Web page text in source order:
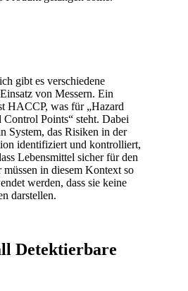
gibt es verschiedene
von Messern. Ein
HACCP, was für „Hazard
Points“ steht. Dabei
System, das Risiken in der
identifiziert und kontrolliert,
Lebensmittel sicher für den
müssen in diesem Kontext so
werden, dass sie keine
darstellen.
Detektierbare